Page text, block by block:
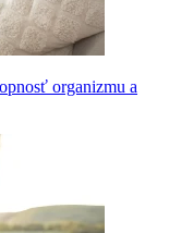
organizmu a